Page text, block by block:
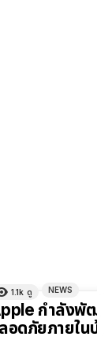
1.1k ดู NEWS
กำลังพั
อดภัยภายใน